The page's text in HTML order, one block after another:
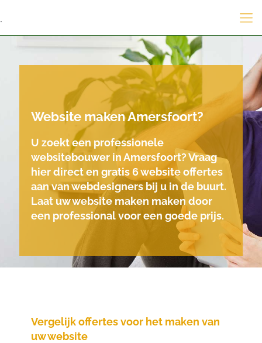
.
Website maken Amersfoort?
U zoekt een professionele
websitebouwer in Amersfoort? Vraag
hier direct en gratis 6 website offertes
aan van webdesigners bij u in de buurt.
Laat uw website maken maken door
een professional voor een goede prijs.
Vergelijk offertes voor het maken van
uw website